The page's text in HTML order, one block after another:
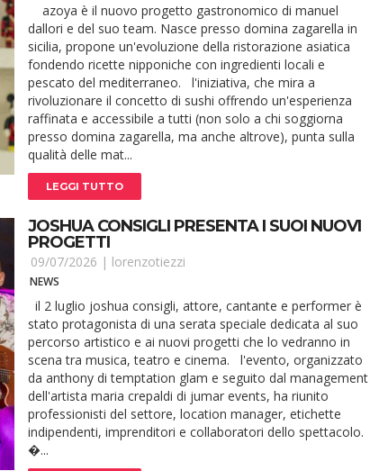
azoya è il nuovo progetto gastronomico di manuel
dallori e del suo team. Nasce presso domina zagarella in
sicilia, propone un'evoluzione della ristorazione asiatica
fondendo ricette nipponiche con ingredienti locali e
pescato del mediterraneo. l'iniziativa, che mira a
rivoluzionare il concetto di sushi offrendo un'esperienza
raffinata e accessibile a tutti (non solo a chi soggiorna
presso domina zagarella, ma anche altrove), punta sulla
qualità delle mat...
LEGGI TUTTO
JOSHUA CONSIGLI PRESENTA I SUOI NUOVI
PROGETTI
09/07/2026 | lorenzotiezzi
NEWS
il 2 luglio joshua consigli, attore, cantante e performer è
stato protagonista di una serata speciale dedicata al suo
percorso artistico e ai nuovi progetti che lo vedranno in
scena tra musica, teatro e cinema. l'evento, organizzato
da anthony di temptation glam e seguito dal management
dell'artista maria crepaldi di jumar events, ha riunito
professionisti del settore, location manager, etichette
indipendenti, imprenditori e collaboratori dello spettacolo.
�...